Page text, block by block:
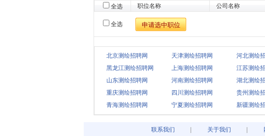
全选 职位名称 公司名称
全选
北京测绘招聘网 天津测绘招聘网 河北测绘
黑龙江测绘招聘网
上海测绘招聘网 江苏测绘
山东测绘招聘网
河南测绘招聘网 湖北测绘
重庆测绘招聘网
四川测绘招聘网 贵州测绘
青海测绘招聘网
宁夏测绘招聘网 新疆测绘
联系我们 关于我们